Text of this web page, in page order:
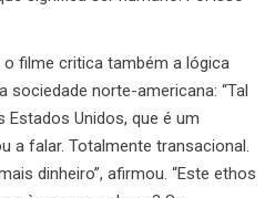
filme critica também a lógica
sociedade norte-americana: “Tal
Unidos, que é um
a falar. Totalmente transacional.
dinheiro”, afirmou. “Este ethos